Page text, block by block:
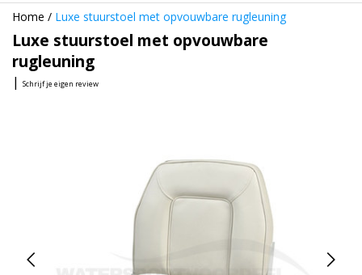
Home / Luxe stuurstoel met opvouwbare rugleuning
Luxe stuurstoel met opvouwbare
rugleuning
| Schrijf je eigen review